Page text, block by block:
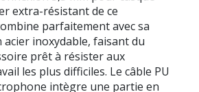
extra-résistant de ce
parfaitement avec sa
inoxydable, faisant du
prêt à résister aux
les plus difficiles. Le câble PU
intègre une partie en